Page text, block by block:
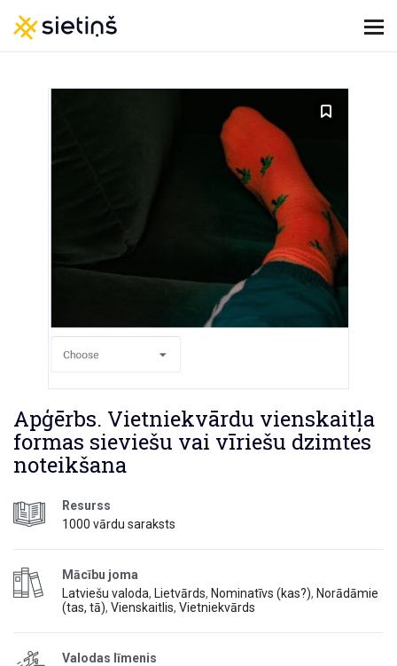
Apģērbs. Vietniekvārdu vienskaitļa
formas sieviešu vai vīriešu dzimtes
noteikšana
Resurss
1000 vārdu saraksts
Mācību joma
Latviešu valoda, Lietvārds, Nominatīvs (kas?), Norādāmie
(tas, tā), Vienskaitlis, Vietniekvārds
Valodas līmenis